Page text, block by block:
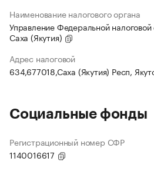
Наименование налогового органа
Управление Федеральной
Саха (Якутия)
Адрес налоговой
634,677018,Саха (Якутия) Респ,
Социальные фонды
Регистрационный номер СФР
1140016617